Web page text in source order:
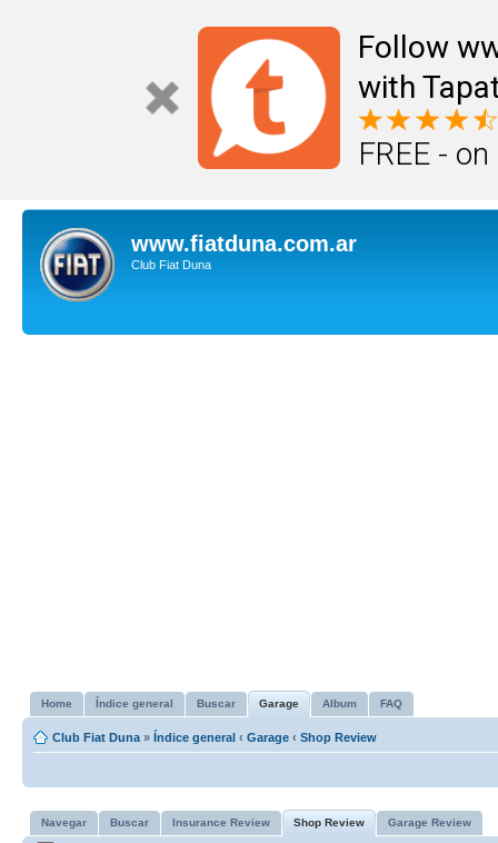
Follow
with
FREE -
www.fiatduna.com.ar
Club Fiat Duna
Home Índice general Buscar Garage Album FAQ
Club Fiat Duna » Índice general ‹ Garage ‹ Shop Review
Navegar Buscar Insurance Review Shop Review Garage Review